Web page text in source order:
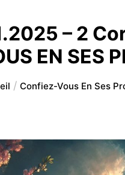
– 2
EN SES
Confiez-Vous En Ses